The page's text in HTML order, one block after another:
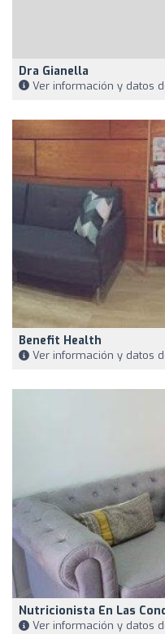
Dra Gianella
Ver información y datos
Benefit Health
Ver información y datos
Nutricionista En Las
Ver información y datos